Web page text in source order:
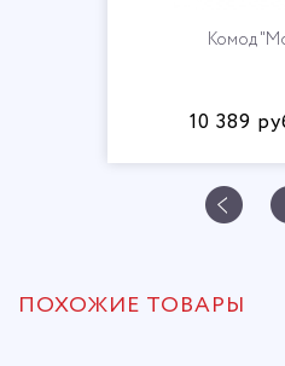
Комод "Модерн"
10 389 руб.
ПОХОЖИЕ ТОВАРЫ